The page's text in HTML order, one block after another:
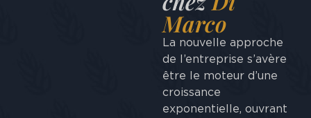
Marco
La nouvelle approche
de l’entreprise s’avère
être le moteur d’une
croissance
exponentielle, ouvrant